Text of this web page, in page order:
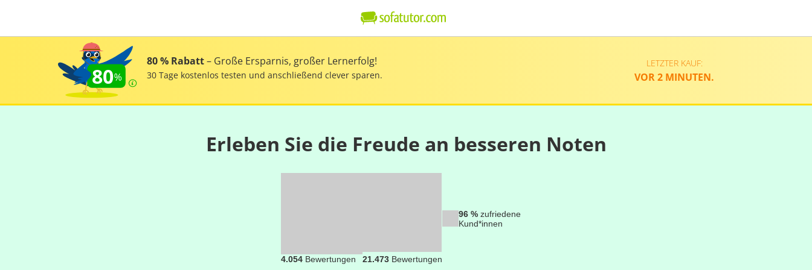
80
80 % Rabatt– Große Ersparnis, großer Lernerfolg!
30 Tage kostenlos testen und anschließend clever sparen.
LETZTER KAUF:
VOR 2 MINUTEN.
Erleben Sie die Freude an besseren Noten
4.054Bewertungen 21.473Bewertungen
96 %zufriedene
Kund*innen